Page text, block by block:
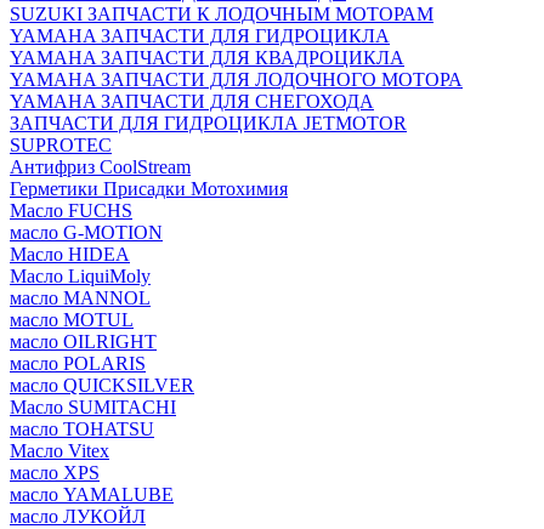
SUZUKI ЗАПЧАСТИ К ЛОДОЧНЫМ МОТОРАМ
YAMAHA ЗАПЧАСТИ ДЛЯ ГИДРОЦИКЛА
YAMAHA ЗАПЧАСТИ ДЛЯ КВАДРОЦИКЛА
YAMAHA ЗАПЧАСТИ ДЛЯ ЛОДОЧНОГО МОТОРА
YAMAHA ЗАПЧАСТИ ДЛЯ СНЕГОХОДА
ЗАПЧАСТИ ДЛЯ ГИДРОЦИКЛА JETMOTOR
SUPROTEC
Антифриз CoolStream
Герметики Присадки Мотохимия
Масло FUCHS
масло G-MOTION
Масло HIDEA
Масло LiquiMoly
масло MANNOL
масло MOTUL
масло OILRIGHT
масло POLARIS
масло QUICKSILVER
Масло SUMITACHI
масло TOHATSU
Масло Vitex
масло XPS
масло YAMALUBE
масло ЛУКОЙЛ